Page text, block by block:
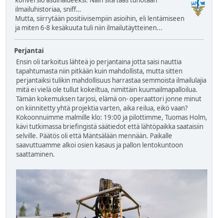
ilmailuhistoriaa, sniff…
Mutta, siirrytään positiivisempiin asioihin, eli lentämiseen
ja miten 6-8 kesäkuuta tuli niin ilmailutäytteinen...
Perjantai
Ensin oli tarkoitus lähteä jo perjantaina jotta saisi nauttia
tapahtumasta niin pitkään kuin mahdollista, mutta sitten
perjantaiksi tulikin mahdollisuus harrastaa semmoista ilmailulajia
mitä ei vielä ole tullut kokeiltua, nimittäin kuumailmapalloilua.
Tämän kokemuksen tarjosi, elämä on- operaattori jonne minut
on kiinnitetty yhtä projektia varten, aika reilua, eikö vaan?
Kokoonnuimme malmille klo: 19:00 ja pilottimme, Tuomas Holm,
kävi tutkimassa briefingistä säätiedot että lähtöpaikka saataisiin
selville. Päätös oli että Mäntsälään mennään. Paikalle
saavuttuamme alkoi osien kasaus ja pallon lentokuntoon
saattaminen.